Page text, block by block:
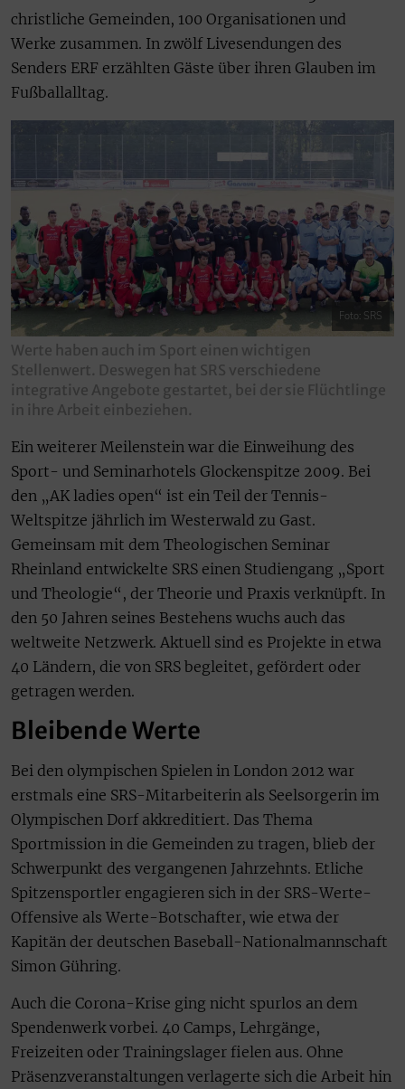
christliche Gemeinden, 100 Organisationen und
Werke zusammen. In zwölf Livesendungen des
Senders ERF erzählten Gäste über ihren Glauben im
Fußballalltag.
Foto: SRS
Werte haben auch im Sport einen wichtigen
Stellenwert. Deswegen hat SRS verschiedene
integrative Angebote gestartet, bei der sie Flüchtlinge
in ihre Arbeit einbeziehen.
Ein weiterer Meilenstein war die Einweihung des
Sport- und Seminarhotels Glockenspitze 2009. Bei
den „AK ladies open“ ist ein Teil der Tennis-
Weltspitze jährlich im Westerwald zu Gast.
Gemeinsam mit dem Theologischen Seminar
Rheinland entwickelte SRS einen Studiengang „Sport
und Theologie“, der Theorie und Praxis verknüpft. In
den 50 Jahren seines Bestehens wuchs auch das
weltweite Netzwerk. Aktuell sind es Projekte in etwa
40 Ländern, die von SRS begleitet, gefördert oder
getragen werden.
Bleibende Werte
Bei den olympischen Spielen in London 2012 war
erstmals eine SRS-Mitarbeiterin als Seelsorgerin im
Olympischen Dorf akkreditiert. Das Thema
Sportmission in die Gemeinden zu tragen, blieb der
Schwerpunkt des vergangenen Jahrzehnts. Etliche
Spitzensportler engagieren sich in der SRS-Werte-
Offensive als Werte-Botschafter, wie etwa der
Kapitän der deutschen Baseball-Nationalmannschaft
Simon Gühring.
Auch die Corona-Krise ging nicht spurlos an dem
Spendenwerk vorbei. 40 Camps, Lehrgänge,
Freizeiten oder Trainingslager fielen aus. Ohne
Präsenzveranstaltungen verlagerte sich die Arbeit hin